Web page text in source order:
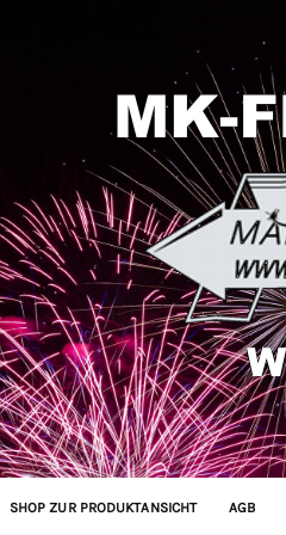
SHOP ZUR PRODUKTANSICHT AGB